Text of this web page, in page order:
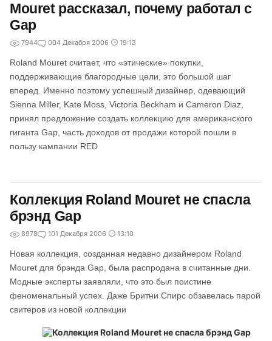
Mouret рассказал, почему работал с
Gap
7944 004 Декабря 2006 19:13
Roland Mouret считает, что «этические» покупки,
поддерживающие благородные цели, это большой шаг
вперед. Именно поэтому успешный дизайнер, одевающий
Sienna Miller, Kate Moss, Victoria Beckham и Cameron Diaz,
принял предложение создать коллекцию для американского
гиганта Gap, часть доходов от продажи которой пошли в
пользу кампании RED
Коллекция Roland Mouret не спасла
брэнд Gap
8978 101 Декабря 2006 13:10
Новая коллекция, созданная недавно дизайнером Roland
Mouret для брэнда Gap, была распродана в считанные дни.
Модные эксперты заявляли, что это был поистине
феноменальный успех. Даже Бритни Спирс обзавелась парой
свитеров из новой коллекции